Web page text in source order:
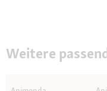
Weitere